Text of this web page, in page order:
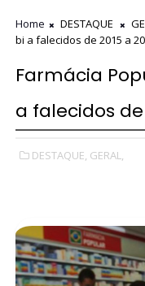
Home DESTAQUE
bi a falecidos de 2015 a
Farmácia
a falecidos de
DESTAQUE, GERAL,